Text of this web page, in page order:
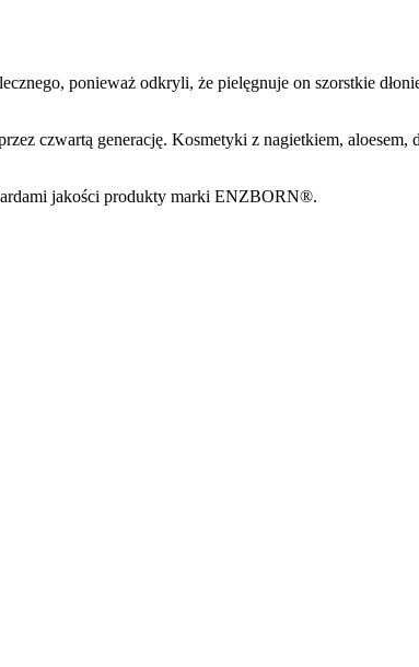
ponieważ odkryli, że pielęgnuje on szorstkie
czwartą generację. Kosmetyki z nagietkiem,
jakości produkty marki ENZBORN®.